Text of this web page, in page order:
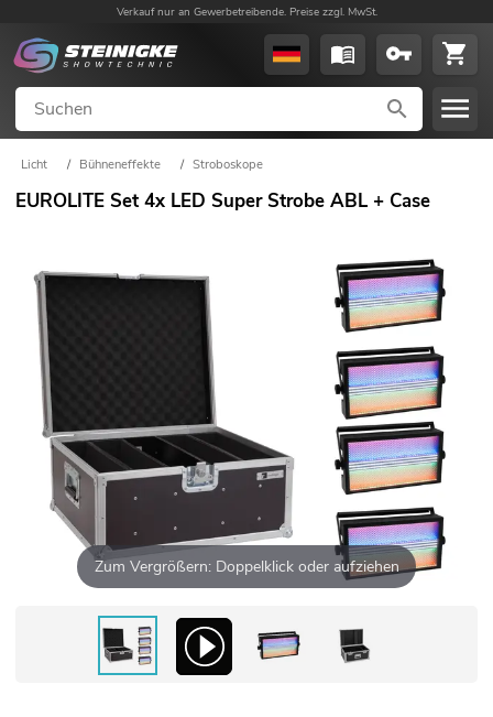
Verkauf nur an Gewerbetreibende. Preise zzgl. MwSt.
Licht / Bühneneffekte / Stroboskope
EUROLITE Set 4x LED Super Strobe ABL + Case
Zum Vergrößern: Doppelklick oder aufziehen